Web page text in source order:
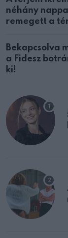
néhány
remegett a
Bekapcsolva
a Fidesz
ki!